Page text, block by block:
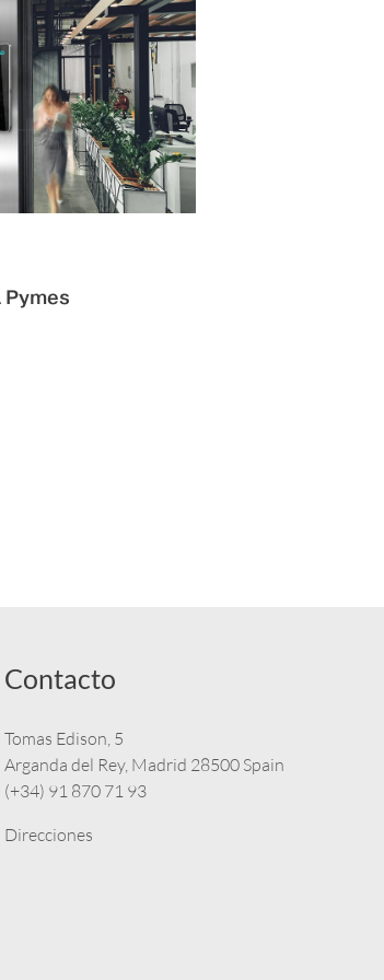
Pymes
Contacto
Tomas Edison, 5
Arganda del Rey, Madrid 28500 Spain
(+34) 91 870 71 93
Direcciones